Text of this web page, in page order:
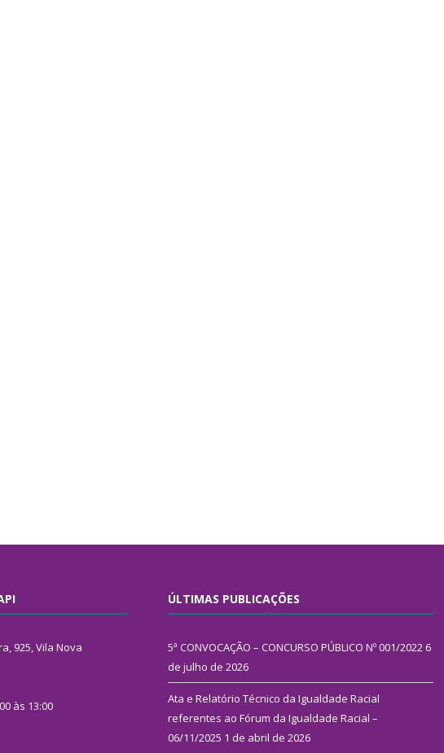
925, Vila Nova
às 13:00
ÚLTIMAS PUBLICAÇÕES
5ª CONVOCAÇÃO – CONCURSO PÚBLICO Nº 001/2022 6
de julho de 2026
Ata e Relatório Técnico da Igualdade Racial
referentes ao Fórum da Igualdade Racial –
06/11/2025 1 de abril de 2026